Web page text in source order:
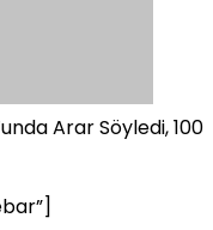
Arar Söyledi, 100